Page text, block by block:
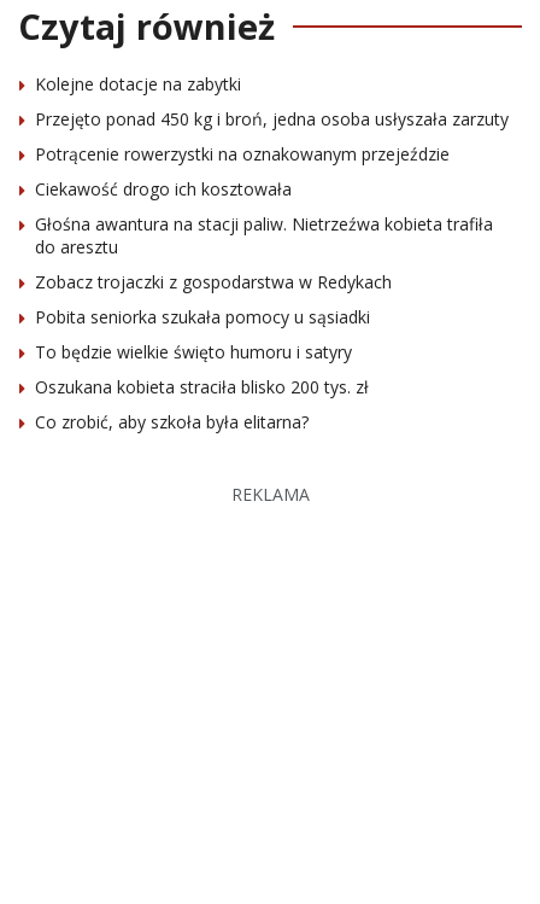
Czytaj również
Kolejne dotacje na zabytki
Przejęto ponad 450 kg i broń, jedna osoba usłyszała zarzuty
Potrącenie rowerzystki na oznakowanym przejeździe
Ciekawość drogo ich kosztowała
Głośna awantura na stacji paliw. Nietrzeźwa kobieta trafiła
do aresztu
Zobacz trojaczki z gospodarstwa w Redykach
Pobita seniorka szukała pomocy u sąsiadki
To będzie wielkie święto humoru i satyry
Oszukana kobieta straciła blisko 200 tys. zł
Co zrobić, aby szkoła była elitarna?
REKLAMA